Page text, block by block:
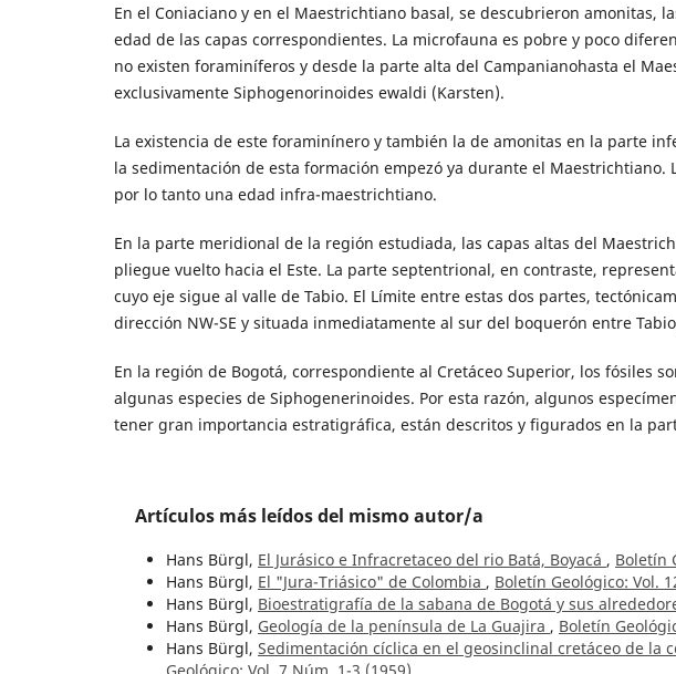
En el Coniaciano y en el Maestrichtiano basal, se descubrieron amonitas,
edad de las capas correspondientes. La microfauna es pobre y poco
no existen foraminíferos y desde la parte alta del Campanianohasta el
exclusivamente Siphogenorinoides ewaldi (Karsten).
La existencia de este foraminínero y también la de amonitas en la parte
la sedimentación de esta formación empezó ya durante el
por lo tanto una edad infra-maestrichtiano.
En la parte meridional de la región estudiada, las capas altas del
pliegue vuelto hacia el Este. La parte septentrional, en contraste,
cuyo eje sigue al valle de Tabio. El Límite entre estas dos partes,
dirección NW-SE y situada inmediatamente al sur del boquerón entre
En la región de Bogotá, correspondiente al Cretáceo Superior, los fósiles
algunas especies de Siphogenerinoides. Por esta razón, algunos
tener gran importancia estratigráfica, están descritos y figurados en la
Artículos más leídos del mismo autor/a
Hans Bürgl, El Jurásico e Infracretaceo del rio Batá, Boyacá , Boletín
Hans Bürgl, El "Jura-Triásico" de Colombia , Boletín Geológico: Vol.
Hans Bürgl, Bioestratigrafía de la sabana de Bogotá y sus
Hans Bürgl, Geología de la península de La Guajira , Boletín
Hans Bürgl, Sedimentación cíclica en el geosinclinal cretáceo de la